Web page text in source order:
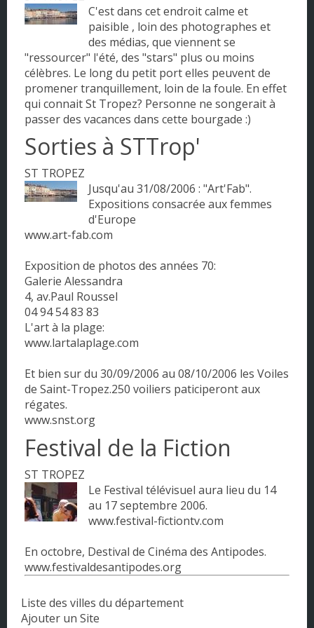
Pays de la Loire
Poitou - Charentes
Provence - Alpes - Côte d'Azur
Rhône-Alpes
C'est dans cet endroit calme et
paisible , loin des photographes et
des médias, que viennent se
"ressourcer" l'été, des "stars" plus ou moins
célèbres. Le long du petit port elles peuvent de
promener tranquillement, loin de la foule. En effet
qui connait St Tropez? Personne ne songerait à
passer des vacances dans cette bourgade :)
Sorties à STTrop'
ST TROPEZ
Jusqu'au 31/08/2006 : "Art'Fab".
Expositions consacrée aux femmes
d'Europe
www.art-fab.com
Exposition de photos des années 70:
Galerie Alessandra
4, av.Paul Roussel
04 94 54 83 83
L'art à la plage:
www.lartalaplage.com
Et bien sur du 30/09/2006 au 08/10/2006 les Voiles
de Saint-Tropez.250 voiliers paticiperont aux
régates.
www.snst.org
Festival de la Fiction
ST TROPEZ
Le Festival télévisuel aura lieu du 14
au 17 septembre 2006.
www.festival-fictiontv.com
En octobre, Destival de Cinéma des Antipodes.
www.festivaldesantipodes.org
Liste des villes du département
Ajouter un Site